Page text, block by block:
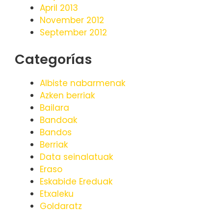
April 2013
November 2012
September 2012
Categorías
Albiste nabarmenak
Azken berriak
Bailara
Bandoak
Bandos
Berriak
Data seinalatuak
Eraso
Eskabide Ereduak
Etxaleku
Goldaratz